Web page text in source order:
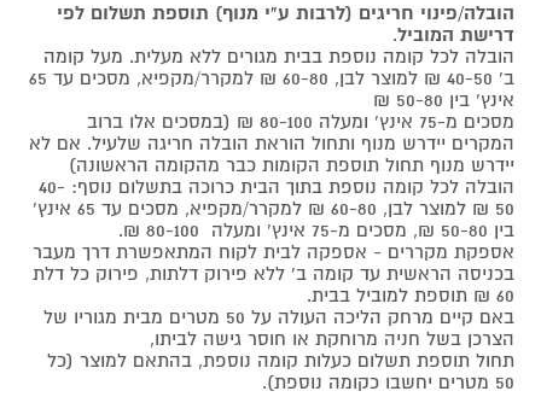
הובלה/פינוי חריגים (לרבות ע"י מנוף) תוספת תשלום לפי
דרישת המוביל.
הובלה לכל קומה נוספת בבית מגורים ללא מעלית. מעל קומה
ב' 40-50 ₪ למוצר לבן, 60-80 ₪ למקרר/מקפיא, מסכים עד 65
אינץ' בין 50-80 ₪
מסכים מ-75 אינץ' ומעלה 80-100 ₪ (במסכים אלו ברוב
המקרים יידרש מנוף ותחול הוראת הובלה חריגה שלעיל. אם לא
יידרש מנוף תחול תוספת הקומות כבר מהקומה הראשונה)
הובלה לכל קומה נוספת בתוך הבית כרוכה בתשלום נוסף: 40-
50 ₪ למוצר לבן, 60-80 ₪ למקרר/מקפיא, מסכים עד 65 אינץ'
בין 50-80 ₪, מסכים מ-75 אינץ' ומעלה 80-100 ₪.
אספקת מקררים - אספקה לבית לקוח המתאפשרת דרך מעבר
בכניסה הראשית עד קומה ב' ללא פירוק דלתות, פירוק כל דלת
60 ₪ תוספת למוביל בבית.
באם קיים מרחק הליכה העולה על 50 מטרים מבית מגוריו של
הצרכן בשל חניה מרוחקת או חוסר גישה לביתו,
תחול תוספת תשלום כעלות קומה נוספת, בהתאם למוצר (כל
50 מטרים יחשבו כקומה נוספת).